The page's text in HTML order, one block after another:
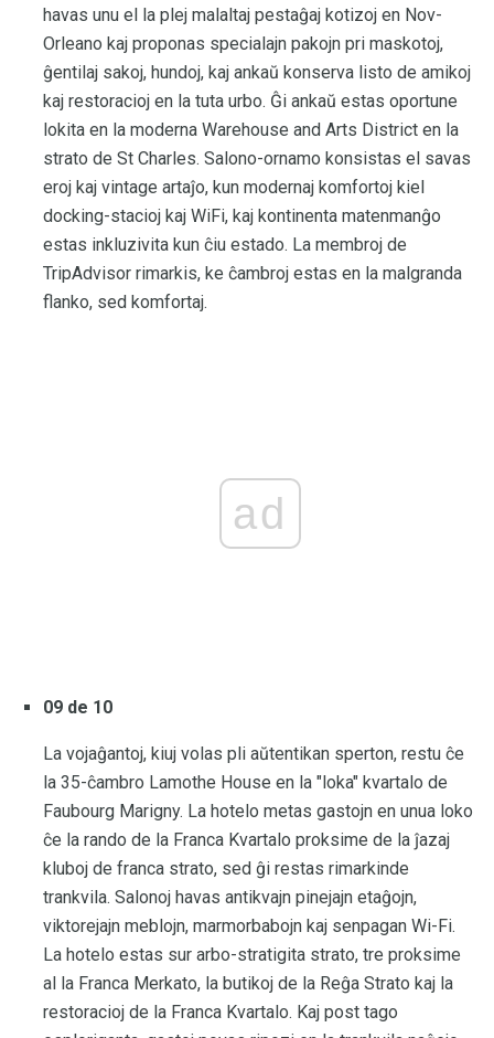
havas unu el la plej malaltaj pestaĝaj kotizoj en Nov-
Orleano kaj proponas specialajn pakojn pri maskotoj,
ĝentilaj sakoj, hundoj, kaj ankaŭ konserva listo de amikoj
kaj restoracioj en la tuta urbo. Ĝi ankaŭ estas oportune
lokita en la moderna Warehouse and Arts District en la
strato de St Charles. Salono-ornamo konsistas el savas
eroj kaj vintage artaĵo, kun modernaj komfortoj kiel
docking-stacioj kaj WiFi, kaj kontinenta matenmanĝo
estas inkluzivita kun ĉiu estado. La membroj de
TripAdvisor rimarkis, ke ĉambroj estas en la malgranda
flanko, sed komfortaj.
ad
09 de 10
La vojaĝantoj, kiuj volas pli aŭtentikan sperton, restu ĉe
la 35-ĉambro Lamothe House en la "loka" kvartalo de
Faubourg Marigny. La hotelo metas gastojn en unua loko
ĉe la rando de la Franca Kvartalo proksime de la ĵazaj
kluboj de franca strato, sed ĝi restas rimarkinde
trankvila. Salonoj havas antikvajn pinejajn etaĝojn,
viktorejajn meblojn, marmorbabojn kaj senpagan Wi-Fi.
La hotelo estas sur arbo-stratigita strato, tre proksime
al la Franca Merkato, la butikoj de la Reĝa Strato kaj la
restoracioj de la Franca Kvartalo. Kaj post tago